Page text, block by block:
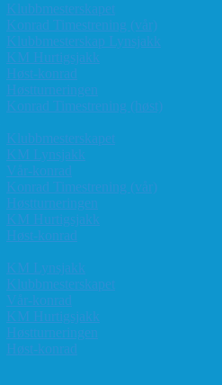
Klubbmesterskapet
Konrad Timestrening (vår)
Klubbmesterskap Lynsjakk
KM Hurtigsjakk
Høst-konrad
Høstturneringen
Konrad Timestrening (høst)
Klubbmesterskapet
KM Lynsjakk
Vår-konrad
Konrad Timestrening (vår)
Høstturneringen
KM Hurtigsjakk
Høst-konrad
KM Lynsjakk
Klubbmesterskapet
Vår-konrad
KM Hurtigsjakk
Høstturneringen
Høst-konrad